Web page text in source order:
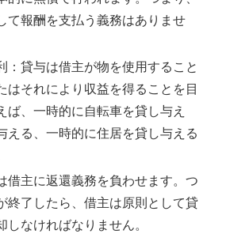
て報酬を支払う義務はありませ
：貸与は借主が物を使用すること
はそれにより収益を得ることを目
ば、一時的に自転車を貸し与え
える、一時的に住居を貸し与える
借主に返還義務を負わせます。つ
終了したら、借主は原則として貸
しなければなりません。